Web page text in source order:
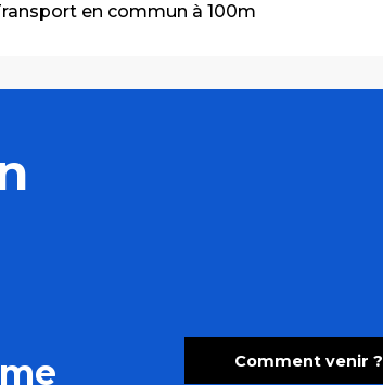
en commun à 100m
Comment venir ?